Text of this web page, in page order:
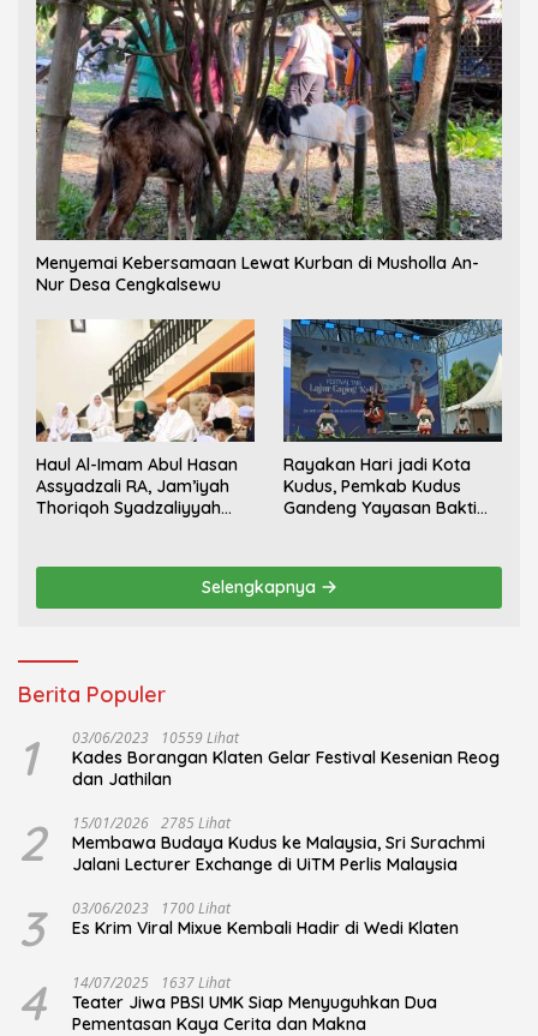
Menyemai Kebersamaan Lewat Kurban di Musholla An-
Nur Desa Cengkalsewu
Haul Al-Imam Abul Hasan
Assyadzali RA, Jam’iyah
Thoriqoh Syadzaliyyah
Rayakan Hari jadi Kota
Kudus, Pemkab Kudus
Gandeng Yayasan Bakti
Selengkapnya
Berita Populer
1 03/06/2023 10559 Lihat
Kades Borangan Klaten Gelar Festival Kesenian Reog
dan Jathilan
2 15/01/2026 2785 Lihat
Membawa Budaya Kudus ke Malaysia, Sri Surachmi
Jalani Lecturer Exchange di UiTM Perlis Malaysia
3 03/06/2023 1700 Lihat
Es Krim Viral Mixue Kembali Hadir di Wedi Klaten
4 14/07/2025 1637 Lihat
Teater Jiwa PBSI UMK Siap Menyuguhkan Dua
Pementasan Kaya Cerita dan Makna